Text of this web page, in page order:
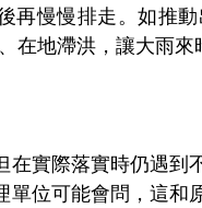
再慢慢排走。如推
在地滯洪，讓大雨來
在實際落實時仍遇
單位可能會問，這和